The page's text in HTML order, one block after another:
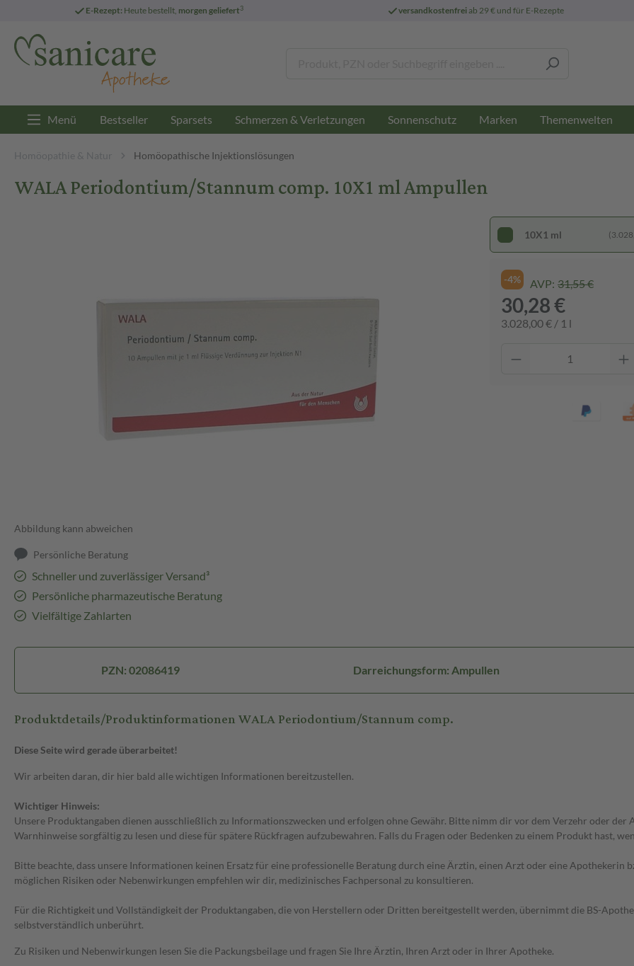
E-Rezept: Heute bestellt, morgen geliefert3 versandkostenfreiab 29 € und für E-Rezepte
Menü Bestseller Sparsets Schmerzen & Verletzungen Sonnenschutz Marken Themenwelten
Homöopathie & Natur Homöopathische Injektionslösungen
WALA Periodontium/Stannum comp. 10X1 ml Ampullen
Abbildung kann abweichen
Persönliche Beratung
Schneller und zuverlässiger Versand³
Persönliche pharmazeutische Beratung
Vielfältige Zahlarten
10X1 ml
-4% AVP: 31,55 €
30,28 €
3.028,00 € / 1 l
PZN: 02086419 Darreichungsform: Ampullen
Produktdetails/Produktinformationen WALA Periodontium/Stannum comp.
Diese Seite wird gerade überarbeitet!
Wir arbeiten daran, dir hier bald alle wichtigen Informationen bereitzustellen.
Wichtiger Hinweis:
Unsere Produktangaben dienen ausschließlich zu Informationszwecken und erfolgen ohne Gewähr. Bitte nimm dir vor dem Verzehr oder
Warnhinweise sorgfältig zu lesen und diese für spätere Rückfragen aufzubewahren. Falls du Fragen oder Bedenken zu einem Produkt hast,
Bitte beachte, dass unsere Informationen keinen Ersatz für eine professionelle Beratung durch eine Ärztin, einen Arzt oder eine Apothekerin
möglichen Risiken oder Nebenwirkungen empfehlen wir dir, medizinisches Fachpersonal zu konsultieren.
Für die Richtigkeit und Vollständigkeit der Produktangaben, die von Herstellern oder Dritten bereitgestellt werden, übernimmt die BS-
selbstverständlich unberührt.
Zu Risiken und Nebenwirkungen lesen Sie die Packungsbeilage und fragen Sie Ihre Ärztin, Ihren Arzt oder in Ihrer Apotheke.